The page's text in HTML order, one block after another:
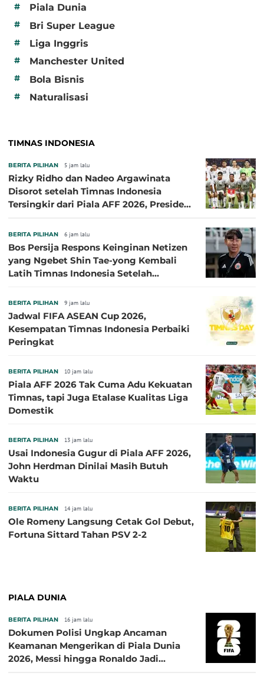
# Piala Dunia
# Bri Super League
# Liga Inggris
# Manchester United
# Bola Bisnis
# Naturalisasi
TIMNAS INDONESIA
BERITA PILIHAN 5 jam lalu
Rizky Ridho dan Nadeo Argawinata
Disorot setelah Timnas Indonesia
Tersingkir dari Piala AFF 2026, Presiden
BERITA PILIHAN 6 jam lalu
Bos Persija Respons Keinginan Netizen
yang Ngebet Shin Tae-yong Kembali
Latih Timnas Indonesia Setelah
BERITA PILIHAN 9 jam lalu
Jadwal FIFA ASEAN Cup 2026,
Kesempatan Timnas Indonesia Perbaiki
Peringkat
BERITA PILIHAN 10 jam lalu
Piala AFF 2026 Tak Cuma Adu Kekuatan
Timnas, tapi Juga Etalase Kualitas Liga
Domestik
BERITA PILIHAN 13 jam lalu
Usai Indonesia Gugur di Piala AFF 2026,
John Herdman Dinilai Masih Butuh
Waktu
BERITA PILIHAN 14 jam lalu
Ole Romeny Langsung Cetak Gol Debut,
Fortuna Sittard Tahan PSV 2-2
PIALA DUNIA
BERITA PILIHAN 16 jam lalu
Dokumen Polisi Ungkap Ancaman
Keamanan Mengerikan di Piala Dunia
2026, Messi hingga Ronaldo Jadi